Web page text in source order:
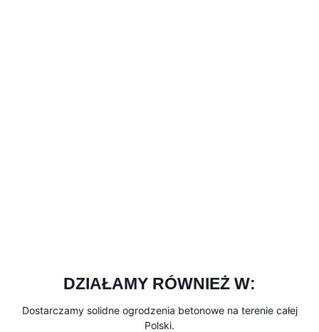
DZIAŁAMY RÓWNIEŻ W:
Dostarczamy solidne ogrodzenia betonowe na terenie całej
Polski.